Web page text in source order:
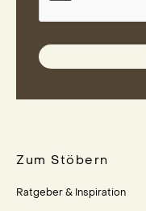
Zum Stöbern
Ratgeber & Inspiration